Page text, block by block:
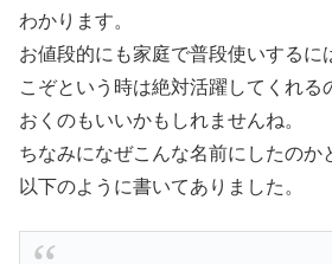
わかります。
お値段的にも家庭で普段使いするに
こぞという時は絶対活躍してくれる
おくのもいいかもしれませんね。
ちなみになぜこんな名前にしたのか
以下のように書いてありました。